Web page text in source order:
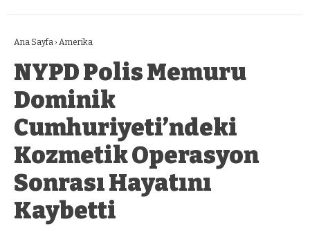
Ana Sayfa › Amerika
NYPD Polis Memuru
Dominik
Cumhuriyeti’ndeki
Kozmetik Operasyon
Sonrası Hayatını
Kaybetti